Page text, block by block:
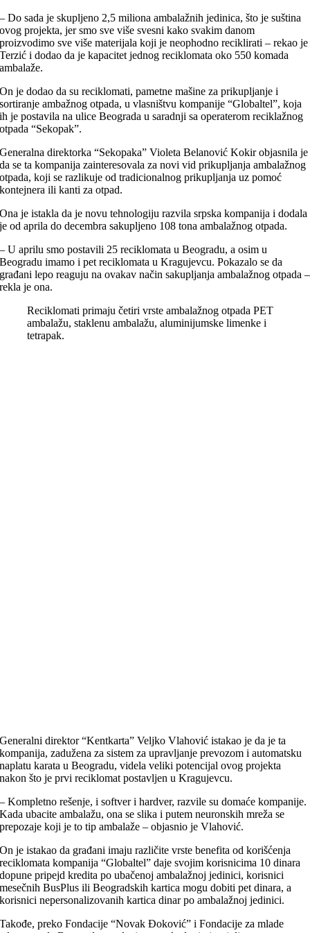
– Do sada je skupljeno 2,5 miliona ambalažnih jedinica, što je suština
ovog projekta, jer smo sve više svesni kako svakim danom
proizvodimo sve više materijala koji je neophodno reciklirati – rekao je
Terzić i dodao da je kapacitet jednog reciklomata oko 550 komada
ambalaže.
On je dodao da su reciklomati, pametne mašine za prikupljanje i
sortiranje ambažnog otpada, u vlasništvu kompanije “Globaltel”, koja
ih je postavila na ulice Beograda u saradnji sa operaterom reciklažnog
otpada “Sekopak”.
Generalna direktorka “Sekopaka” Violeta Belanović Kokir objasnila je
da se ta kompanija zainteresovala za novi vid prikupljanja ambalažnog
otpada, koji se razlikuje od tradicionalnog prikupljanja uz pomoć
kontejnera ili kanti za otpad.
Ona je istakla da je novu tehnologiju razvila srpska kompanija i dodala
je od aprila do decembra sakupljeno 108 tona ambalažnog otpada.
– U aprilu smo postavili 25 reciklomata u Beogradu, a osim u
Beogradu imamo i pet reciklomata u Kragujevcu. Pokazalo se da
građani lepo reaguju na ovakav način sakupljanja ambalažnog otpada –
rekla je ona.
Reciklomati primaju četiri vrste ambalažnog otpada PET
ambalažu, staklenu ambalažu, aluminijumske limenke i
tetrapak.
Generalni direktor “Kentkarta” Veljko Vlahović istakao je da je ta
kompanija, zadužena za sistem za upravljanje prevozom i automatsku
naplatu karata u Beogradu, videla veliki potencijal ovog projekta
nakon što je prvi reciklomat postavljen u Kragujevcu.
– Kompletno rešenje, i softver i hardver, razvile su domaće kompanije.
Kada ubacite ambalažu, ona se slika i putem neuronskih mreža se
prepozaje koji je to tip ambalaže – objasnio je Vlahović.
On je istakao da građani imaju različite vrste benefita od korišćenja
reciklomata kompanija “Globaltel” daje svojim korisnicima 10 dinara
dopune pripejd kredita po ubačenoj ambalažnoj jedinici, korisnici
mesečnih BusPlus ili Beogradskih kartica mogu dobiti pet dinara, a
korisnici nepersonalizovanih kartica dinar po ambalažnoj jedinici.
Takođe, preko Fondacije “Novak Đoković” i Fondacije za mlade